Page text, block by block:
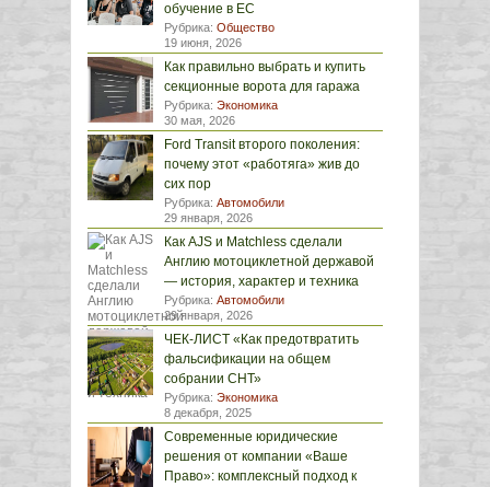
обучение в ЕС
Рубрика: Общество
19 июня, 2026
Как правильно выбрать и купить
секционные ворота для гаража
Рубрика: Экономика
30 мая, 2026
Ford Transit второго поколения:
почему этот «работяга» жив до
сих пор
Рубрика: Автомобили
29 января, 2026
Как AJS и Matchless сделали
Англию мотоциклетной державой
— история, характер и техника
Рубрика: Автомобили
29 января, 2026
ЧЕК-ЛИСТ «Как предотвратить
фальсификации на общем
собрании СНТ»
Рубрика: Экономика
8 декабря, 2025
Современные юридические
решения от компании «Ваше
Право»: комплексный подход к